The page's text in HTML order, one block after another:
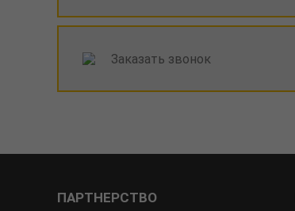
Заказать звонок
ПАРТНЕРСТВО